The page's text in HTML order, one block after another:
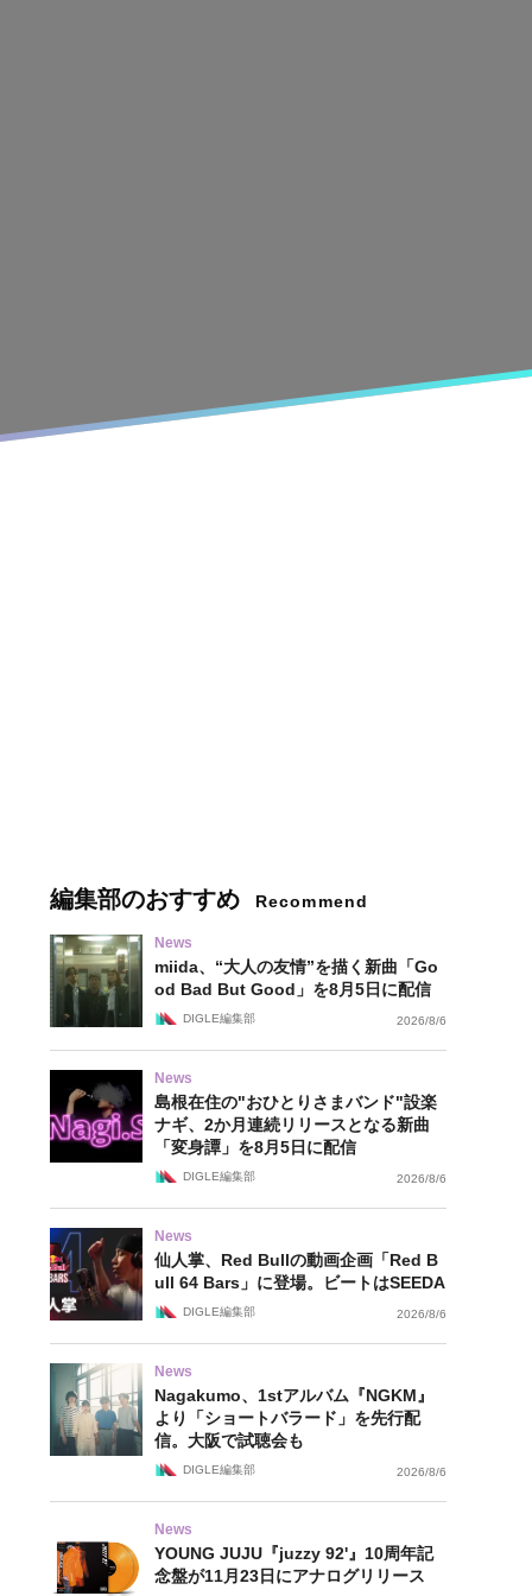
編集部のおすすめ Recommend
News
miida、“大人の友情”を描く新曲「Go
od Bad But Good」を8月5日に配信
DIGLE編集部 2026/8/6
News
島根在住の"おひとりさまバンド"設楽
ナギ、2か月連続リリースとなる新曲
「変身譚」を8月5日に配信
DIGLE編集部 2026/8/6
News
仙人掌、Red Bullの動画企画「Red B
ull 64 Bars」に登場。ビートはSEEDA
DIGLE編集部 2026/8/6
News
Nagakumo、1stアルバム『NGKM』
より「ショートバラード」を先行配
信。大阪で試聴会も
DIGLE編集部 2026/8/6
News
YOUNG JUJU『juzzy 92'』10周年記
念盤が11月23日にアナログリリース